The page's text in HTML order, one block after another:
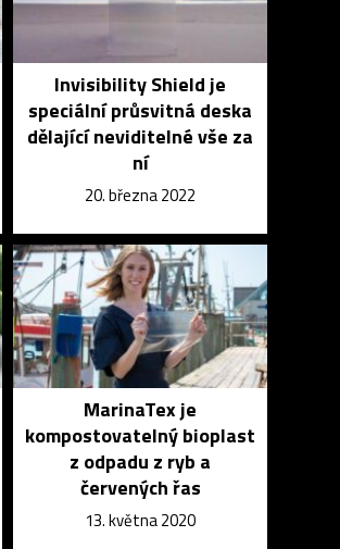
Invisibility Shield je
speciální průsvitná deska
dělající neviditelné vše za
ní
20. března 2022
MarinaTex je
kompostovatelný bioplast
z odpadu z ryb a
červených řas
13. května 2020